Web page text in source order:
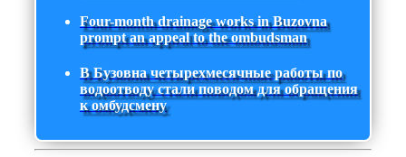
Four-month drainage works in Buzovna
prompt an appeal to the ombudsman
В Бузовна четырехмесячные работы по
водоотводу стали поводом для обращения
к омбудсмену